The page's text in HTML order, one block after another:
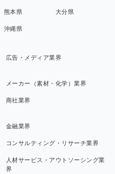
熊本県 大分県
沖縄県
広告・メディア業界
メーカー（素材・化学）業界
商社業界
金融業界
コンサルティング・リサーチ業界
人材サービス・アウトソーシング業
界